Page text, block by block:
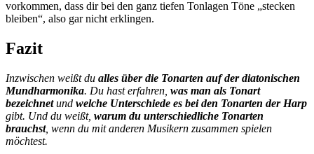
vorkommen, dass dir bei den ganz tiefen Tonlagen Töne „stecken
bleiben“, also gar nicht erklingen.
Fazit
Inzwischen weißt du alles über die Tonarten auf der diatonischen
Mundharmonika. Du hast erfahren, was man als Tonart
bezeichnetund welche Unterschiede es bei den Tonarten der Harp
gibt. Und du weißt, warum du unterschiedliche Tonarten
brauchst, wenn du mit anderen Musikern zusammen spielen
möchtest.